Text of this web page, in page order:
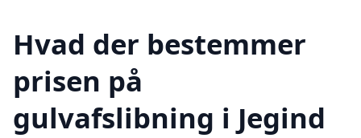
Hvad der bestemmer
prisen på
gulvafslibning i Jegind